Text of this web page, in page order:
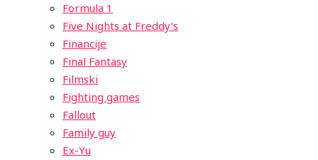
Formula 1
Five Nights at Freddy’s
Financije
Final Fantasy
Filmski
Fighting games
Fallout
Family guy
Ex-Yu